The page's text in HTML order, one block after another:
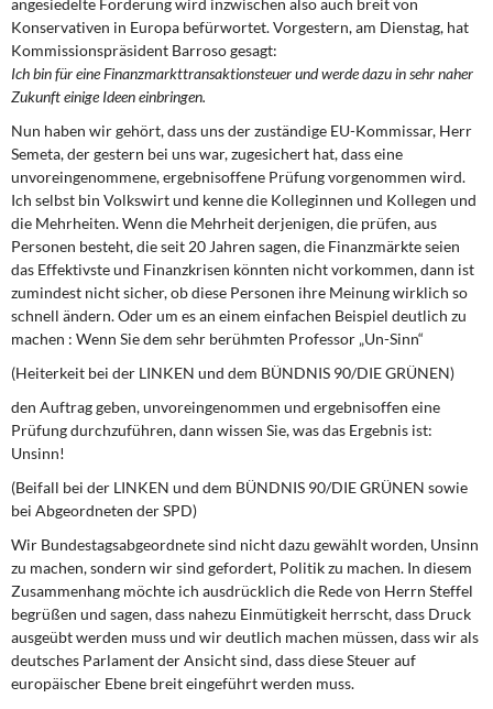
Konservativen in Europa befürwortet. Vorgestern, am Dienstag, hat
Kommissionspräsident Barroso gesagt:
Ich bin für eine Finanzmarkttransaktionsteuer und werde dazu in sehr naher
Zukunft einige Ideen einbringen.
Nun haben wir gehört, dass uns der zuständige EU-Kommissar, Herr
Semeta, der gestern bei uns war, zugesichert hat, dass eine
unvoreingenommene, ergebnisoffene Prüfung vorgenommen wird.
Ich selbst bin Volkswirt und kenne die Kolleginnen und Kollegen und
die Mehrheiten. Wenn die Mehrheit derjenigen, die prüfen, aus
Personen besteht, die seit 20 Jahren sagen, die Finanzmärkte seien
das Effektivste und Finanzkrisen könnten nicht vorkommen, dann ist
zumindest nicht sicher, ob diese Personen ihre Meinung wirklich so
schnell ändern. Oder um es an einem einfachen Beispiel deutlich zu
machen : Wenn Sie dem sehr berühmten Professor „Un-Sinn“
(Heiterkeit bei der LINKEN und dem BÜNDNIS 90/DIE GRÜNEN)
den Auftrag geben, unvoreingenommen und ergebnisoffen eine
Prüfung durchzuführen, dann wissen Sie, was das Ergebnis ist:
Unsinn!
(Beifall bei der LINKEN und dem BÜNDNIS 90/DIE GRÜNEN sowie
bei Abgeordneten der SPD)
Wir Bundestagsabgeordnete sind nicht dazu gewählt worden, Unsinn
zu machen, sondern wir sind gefordert, Politik zu machen. In diesem
Zusammenhang möchte ich ausdrücklich die Rede von Herrn Steffel
begrüßen und sagen, dass nahezu Einmütigkeit herrscht, dass Druck
ausgeübt werden muss und wir deutlich machen müssen, dass wir als
deutsches Parlament der Ansicht sind, dass diese Steuer auf
europäischer Ebene breit eingeführt werden muss.